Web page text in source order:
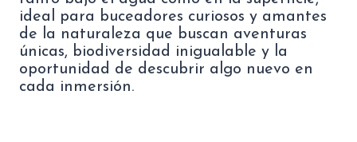
ideal para buceadores curiosos y amantes
de la naturaleza que buscan aventuras
únicas, biodiversidad inigualable y la
oportunidad de descubrir algo nuevo en
cada inmersión.